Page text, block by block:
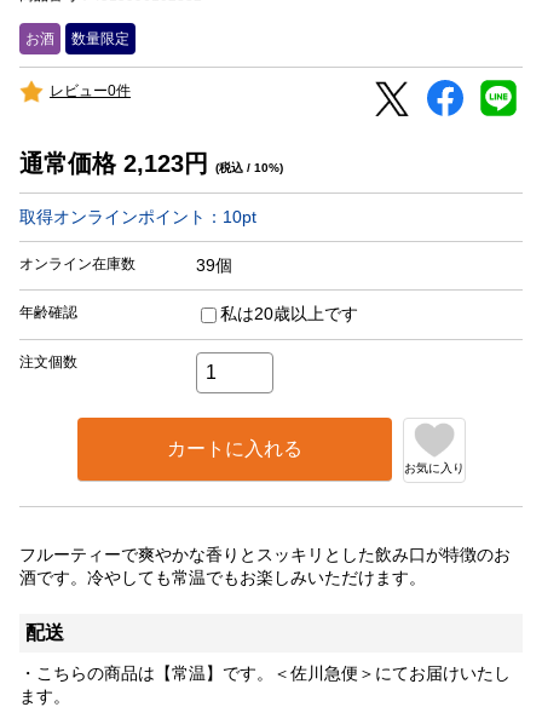
お酒 数量限定
レビュー0件
通常価格 2,123円 (税込 / 10%)
取得オンラインポイント： 10pt
オンライン在庫数 39個
年齢確認 私は20歳以上です
注文個数
カートに入れる
お気に入り
フルーティーで爽やかな香りとスッキリとした飲み口が特徴のお
酒です。冷やしても常温でもお楽しみいただけます。
配送
・こちらの商品は【常温】です。＜佐川急便＞にてお届けいたし
ます。